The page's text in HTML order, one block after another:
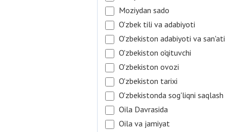
Moziydan sado
O'zbek tili va adabiyoti
O'zbekiston adabiyoti va san'ati
O'zbekiston o'qituvchi
O'zbekiston ovozi
O'zbekiston tarixi
O'zbekistonda sog'liqni saqlash
Oila Davrasida
Oila va jamiyat